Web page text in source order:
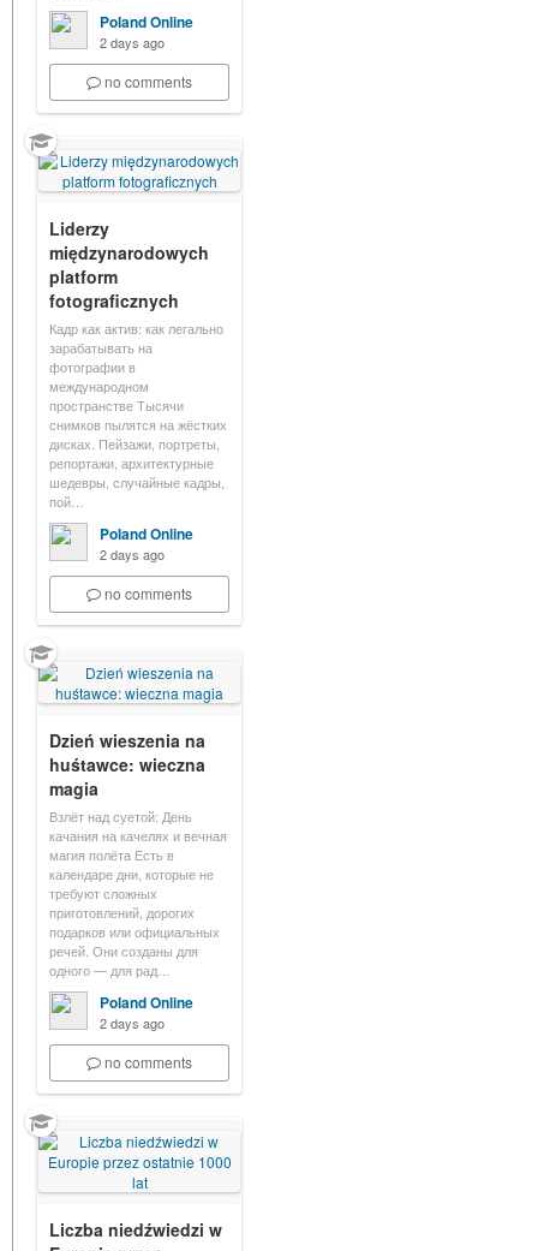
Poland Online
2 days ago
no comments
Liderzy
międzynarodowych
platform
fotograficznych
Кадр как актив: как легально
зарабатывать на
фотографии в
международном
пространстве Тысячи
снимков пылятся на жёстких
дисках. Пейзажи, портреты,
репортажи, архитектурные
шедевры, случайные кадры,
пой…
Poland Online
2 days ago
no comments
Dzień wieszenia na
huśtawce: wieczna
magia
Взлёт над суетой: День
качания на качелях и вечная
магия полёта Есть в
календаре дни, которые не
требуют сложных
приготовлений, дорогих
подарков или официальных
речей. Они созданы для
одного — для рад…
Poland Online
2 days ago
no comments
Liczba niedźwiedzi w